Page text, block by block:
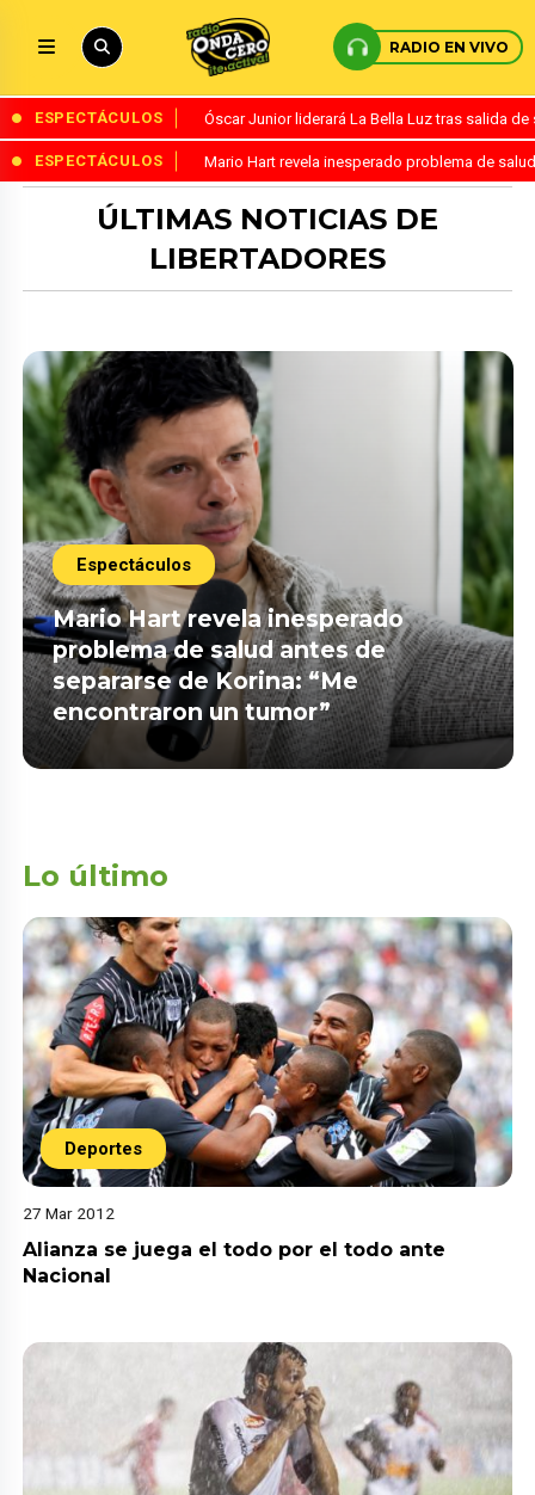
RADIO EN VIVO
ESPECTÁCULOS Óscar Junior liderará La Bella Luz tras salida
ESPECTÁCULOS Mario Hart revela inesperado problema de
ÚLTIMAS NOTICIAS DE
LIBERTADORES
Espectáculos
Mario Hart revela inesperado
problema de salud antes de
separarse de Korina: “Me
encontraron un tumor”
Lo último
Deportes
27 Mar 2012
Alianza se juega el todo por el todo ante
Nacional